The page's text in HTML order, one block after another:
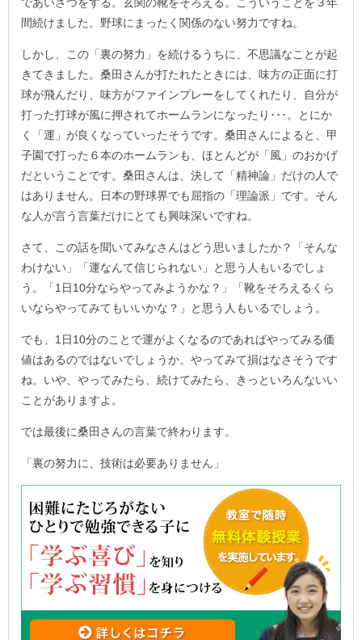
間続けました。野球にまったく関係のない努力ですね。
しかし、この「裏の努力」を続けるうちに、不思議なことが起
きてきました。桑田さんが打たれたときには、味方の正面に打
球が飛んだり、味方がファインプレーをしてくれたり、自分が
打った打球が風に押されてホームランになったり･･･。とにか
く「運」が良くなっていったそうです。桑田さんによると、甲
子園で打った６本のホームランも、ほとんどが「風」のおかげ
だということです。桑田さんは、決して「精神論」だけの人で
はありません。日本の野球界でも屈指の「理論派」です。そん
な人が言う言葉だけにとても興味深いですね。
さて、この話を聞いてみなさんはどう思いましたか？「そんな
わけない」「運なんて信じられない」と思う人もいるでしょ
う。「1日10分ならやってみようかな？」「靴をそろえるくら
いならやってみてもいいかな？」と思う人もいるでしょう。
でも、1日10分のことで運がよくなるのであればやってみる価
値はあるのではないでしょうか。やってみて損はなさそうです
ね。いや、やってみたら、続けてみたら、きっといろんないい
ことがありますよ。
では最後に桑田さんの言葉で終わります。
「裏の努力に、技術は必要ありません」